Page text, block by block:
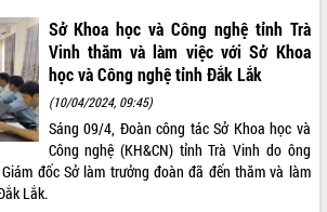
nhanh
tai
chỉnh Quy
quy
2021-2030,
của các
Sở Khoa học và Công nghệ tỉnh Trà
Vinh thăm và làm việc với Sở Khoa
học và Công nghệ tỉnh Đắk Lắk
(10/04/2024, 09:45)
Sáng 09/4, Đoàn công tác Sở Khoa học và
Công nghệ (KH&CN) tỉnh Trà Vinh do ông
đốc Sở làm trưởng đoàn đã đến thăm và làm
Lắk.